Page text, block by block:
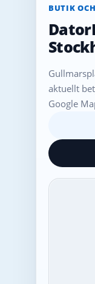
BUTIK
aktuellt
Google